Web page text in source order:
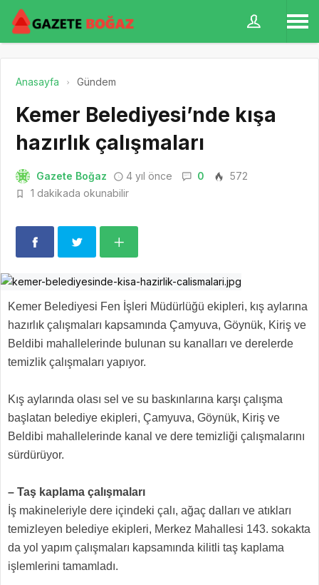
Anasayfa Gündem
Kemer Belediyesi’nde kışa
hazırlık çalışmaları
Gazete Boğaz 4 yıl önce 0
572
1 dakikada okunabilir
Kemer Belediyesi Fen İşleri Müdürlüğü ekipleri, kış aylarına
hazırlık çalışmaları kapsamında Çamyuva, Göynük, Kiriş ve
Beldibi mahallelerinde bulunan su kanalları ve derelerde
temizlik çalışmaları yapıyor.
Kış aylarında olası sel ve su baskınlarına karşı çalışma
başlatan belediye ekipleri, Çamyuva, Göynük, Kiriş ve
Beldibi mahallelerinde kanal ve dere temizliği çalışmalarını
sürdürüyor.
– Taş kaplama çalışmaları
İş makineleriyle dere içindeki çalı, ağaç dalları ve atıkları
temizleyen belediye ekipleri, Merkez Mahallesi 143. sokakta
da yol yapım çalışmaları kapsamında kilitli taş kaplama
işlemlerini tamamladı.